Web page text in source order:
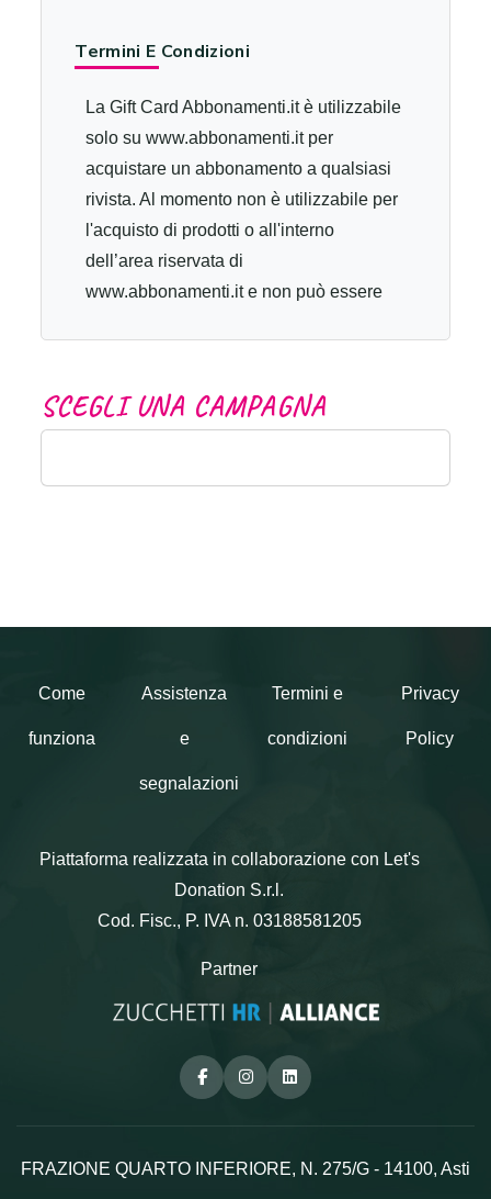
Termini E Condizioni
La Gift Card Abbonamenti.it è utilizzabile
solo su www.abbonamenti.it per
acquistare un abbonamento a qualsiasi
rivista. Al momento non è utilizzabile per
l'acquisto di prodotti o all'interno
dell’area riservata di
www.abbonamenti.it e non può essere
Visita il sito www.abbonamenti.it; Scegli
abbonamenti.it per proseguire con
viene utilizzato automaticamente per
buono regalo, la differenza dovrà essere
cumulabili. Le Gift Card non possono
essere rimborsate in contanti. Direct
Channel non è responsabile per lo
smarrimento, il furto, la distruzione o
l'uso non autorizzato dei buoni regalo.
Per consultare i Termini e Condizioni
www.abbonamenti.it/immagini/pdf/
SCEGLI UNA CAMPAGNA
Come
funziona
Assistenza
e
segnalazioni
Termini e
condizioni
Privacy
Policy
Piattaforma realizzata in collaborazione con Let's
Donation S.r.l.
Cod. Fisc., P. IVA n. 03188581205
Partner
FacebookInstagramLinkedin
FRAZIONE QUARTO INFERIORE, N. 275/G - 14100, Asti